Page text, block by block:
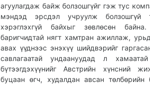
агуулагдаж байж болзошгүйг гэж тус
мэндэд эрсдэл учруулж болзошгүй
хэрэглэхгүй байхыг зөвлөсөн
баригчидтай нягт хамтран ажиллаж,
авах үүднээс энэхүү шийдвэрийг
савлагаатай ундаануудад л
бүтээгдэхүүнийг Австрийн хүнсний
буцаан өгч, худалдан авсан төлбөрийн